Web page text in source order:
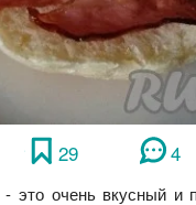
29 4
это очень вкусный и